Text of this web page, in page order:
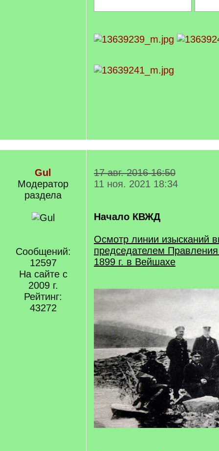
Gul
Модератор
раздела
Сообщений:
12597
На сайте с
2009 г.
Рейтинг:
43272
17 авг. 2016 16:50
11 ноя. 2021 18:34
Начало КВЖД
Осмотр линии изысканий
председателем
1899 г. в Вейшахе